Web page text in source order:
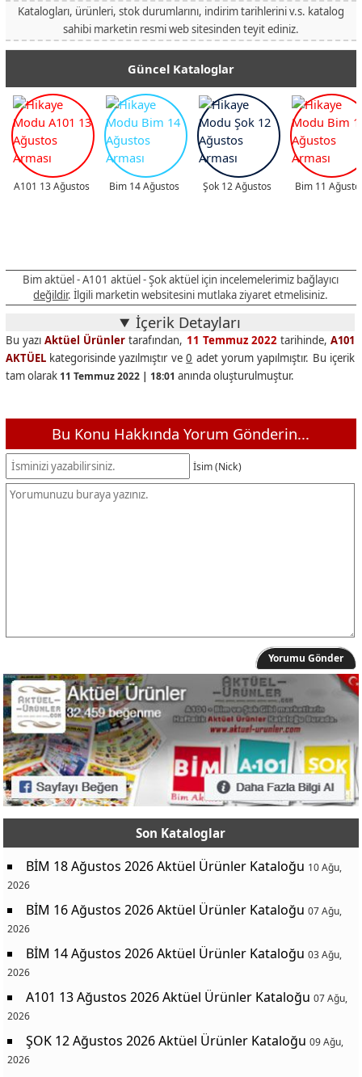
Katalogları, ürünleri, stok durumlarını, indirim tarihlerini v.s. katalog
sahibi marketin resmi web sitesinden teyit ediniz.
Güncel Kataloglar
A101 13 Ağustos Bim 14 Ağustos Şok 12 Ağustos Bim 11
Bim aktüel - A101 aktüel - Şok aktüel için incelemelerimiz bağlayıcı
değildir. İlgili marketin websitesini mutlaka ziyaret etmelisiniz.
İçerik Detayları
Bu yazıAktüel Ürünler tarafından, 11 Temmuz 2022tarihinde,A101
AKTÜELkategorisinde yazılmıştır ve0 adet yorum yapılmıştır. Bu içerik
tam olarak 11 Temmuz 2022 | 18:01 anında oluşturulmuştur.
Bu Konu Hakkında Yorum Gönderin...
İsim (Nick)
Yorumu Gönder
Son Kataloglar
BİM 18 Ağustos 2026 Aktüel Ürünler Kataloğu 10 Ağu,
2026
BİM 16 Ağustos 2026 Aktüel Ürünler Kataloğu 07 Ağu,
2026
BİM 14 Ağustos 2026 Aktüel Ürünler Kataloğu 03 Ağu,
2026
A101 13 Ağustos 2026 Aktüel Ürünler Kataloğu 07 Ağu,
2026
ŞOK 12 Ağustos 2026 Aktüel Ürünler Kataloğu 09 Ağu,
2026